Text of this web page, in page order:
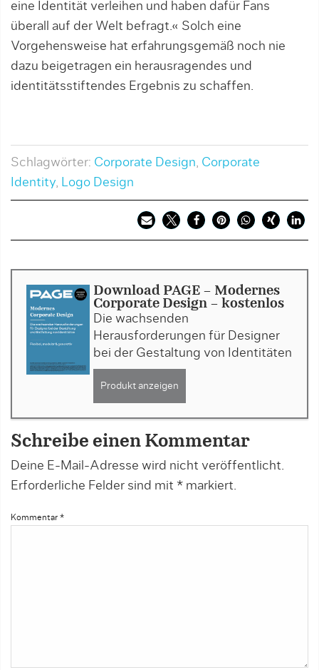
eine Identität verleihen und haben dafür Fans
überall auf der Welt befragt.« Solch eine
Vorgehensweise hat erfahrungsgemäß noch nie
dazu beigetragen ein herausragendes und
identitätsstiftendes Ergebnis zu schaffen.
Schlagwörter: Corporate Design, Corporate
Identity, Logo Design
Download PAGE - Modernes
Corporate Design - kostenlos
Die wachsenden
Herausforderungen für Designer
bei der Gestaltung von Identitäten
Produkt anzeigen
Schreibe einen Kommentar
Deine E-Mail-Adresse wird nicht veröffentlicht.
Erforderliche Felder sind mit * markiert.
Kommentar *